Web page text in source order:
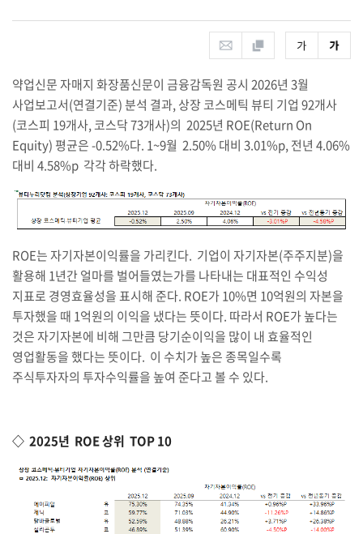
약업신문 자매지 화장품신문이 금융감독원 공시 2026년 3월
사업보고서(연결기준) 분석 결과, 상장 코스메틱 뷰티 기업 92개사
(코스피 19개사, 코스닥 73개사)의 2025년 ROE(Return On
Equity) 평균은 -0.52%다. 1~9월 2.50% 대비 3.01%p, 전년 4.06%
대비 4.58%p 각각 하락했다.
ROE는 자기자본이익률을 가리킨다. 기업이 자기자본(주주지분)을
활용해 1년간 얼마를 벌어들였는가를 나타내는 대표적인 수익성
지표로 경영효율성을 표시해 준다. ROE가 10%면 10억원의 자본을
투자했을 때 1억원의 이익을 냈다는 뜻이다. 따라서 ROE가 높다는
것은 자기자본에 비해 그만큼 당기순이익을 많이 내 효율적인
영업활동을 했다는 뜻이다. 이 수치가 높은 종목일수록
주식투자자의 투자수익률을 높여 준다고 볼 수 있다.
◇ 2025년 ROE 상위 TOP 10